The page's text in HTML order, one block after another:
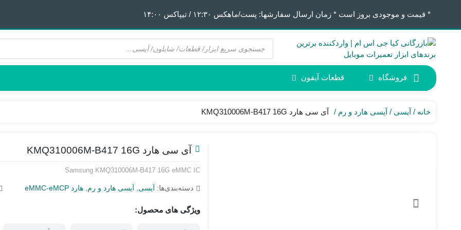
* قیمت و موجودی بروز است * زمان ارسال سفارشها: پست/ماهکس ١٢:٣٠ / تیپاکس ١۴:٠٠
جستجوی
محصولات
فروشگاه
ابزار لحیم کاری هیتر | هویه
قطعات آیفون
آیفون 6 قطعات آیفون 6 خانه آیسی آیسی هارد و رم آی سی هارد KMQ310006M-B417 16G
آی سی هارد KMQ310006M-B417 16G
Samsung KMQ310006M-B417 16G eMMC IC
دسته‌بندی‌ها: آیسی آیسی هارد و رم هارد eMMC-eMCP
ویژگی های محصول: